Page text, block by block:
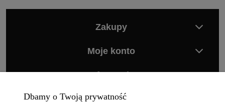
Zakupy
Moje konto
Informacje
Pomoc
Dbamy o Twoją prywatność